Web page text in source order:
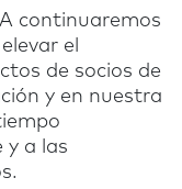
continuaremos
el
de socios de
y en nuestra
y a las